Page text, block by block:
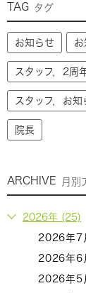
TAG タグ
お知らせ お
スタッフ，2周
スタッフ，お知
院長
ARCHIVE 月別
2026年 (25)
2026年7
2026年6
2026年5